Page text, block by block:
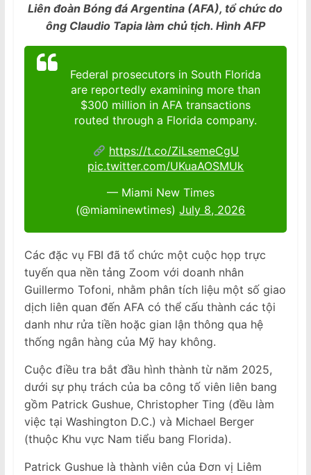
Liên đoàn Bóng đá Argentina (AFA), tổ chức do
ông Claudio Tapia làm chủ tịch. Hình AFP
Federal prosecutors in South Florida
are reportedly examining more than
$300 million in AFA transactions
routed through a Florida company.
https://t.co/ZiLsemeCgU
pic.twitter.com/UKuaAOSMUk
— Miami New Times
(@miaminewtimes)July 8, 2026
Các đặc vụ FBI đã tổ chức một cuộc họp trực
tuyến qua nền tảng Zoom với doanh nhân
Guillermo Tofoni, nhằm phân tích liệu một số giao
dịch liên quan đến AFA có thể cấu thành các tội
danh như rửa tiền hoặc gian lận thông qua hệ
thống ngân hàng của Mỹ hay không.
Cuộc điều tra bắt đầu hình thành từ năm 2025,
dưới sự phụ trách của ba công tố viên liên bang
gồm Patrick Gushue, Christopher Ting (đều làm
việc tại Washington D.C.) và Michael Berger
(thuộc Khu vực Nam tiểu bang Florida).
Patrick Gushue là thành viên của Đơn vị Liêm